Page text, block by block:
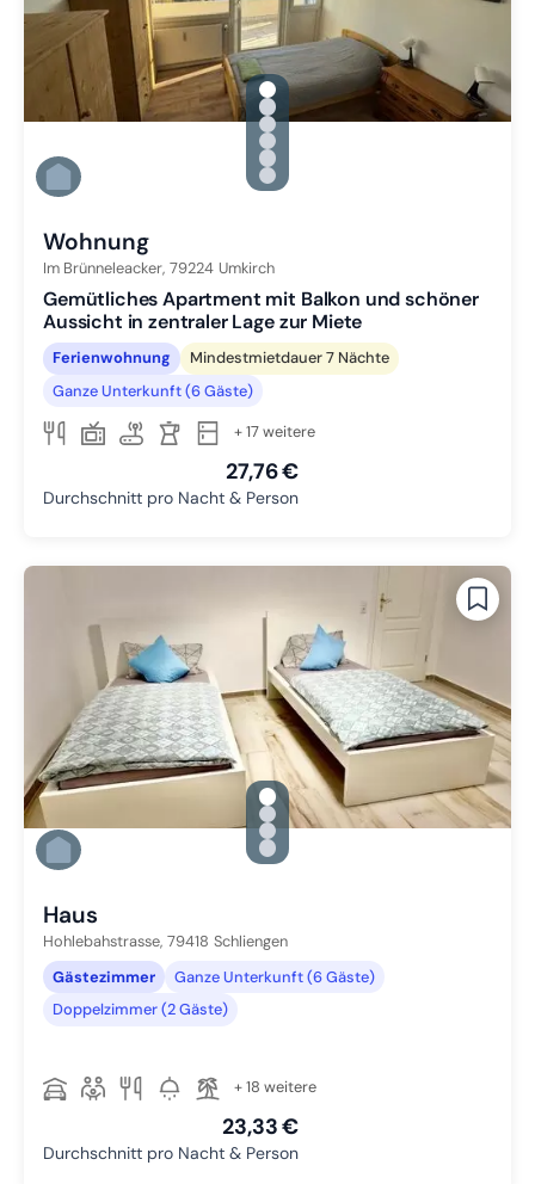
gallery.slide_selector
Zu Slide 1 wechseln
Zu Slide 2 wechseln
Zu Slide 3 wechseln
Zu Slide 4 wechseln
Zu Slide 5 wechseln
Zu Slide 6 wechseln
Wohnung
Im Brünneleacker, 79224 Umkirch
Gemütliches Apartment mit Balkon und schöner
Aussicht in zentraler Lage zur Miete
Ferienwohnung
Mindestmietdauer 7 Nächte
Ganze Unterkunft (6 Gäste)
+ 17 weitere
27,76 €
Durchschnitt pro Nacht & Person
gallery.slide_selector
Zu Slide 1 wechseln
Zu Slide 2 wechseln
Zu Slide 3 wechseln
Zu Slide 4 wechseln
Haus
Hohlebahstrasse, 79418 Schliengen
Gästezimmer
Ganze Unterkunft (6 Gäste)
Doppelzimmer (2 Gäste)
+ 18 weitere
23,33 €
Durchschnitt pro Nacht & Person